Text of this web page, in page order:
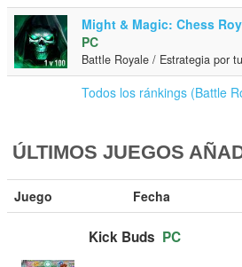
Might & Magic: Chess
PC
Battle Royale / Estrategia por
Todos los ránkings (Battle
ÚLTIMOS JUEGOS
Juego Fecha
Kick Buds PC